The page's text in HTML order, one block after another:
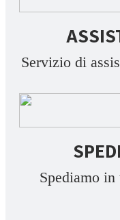
Servizio di
Spediamo